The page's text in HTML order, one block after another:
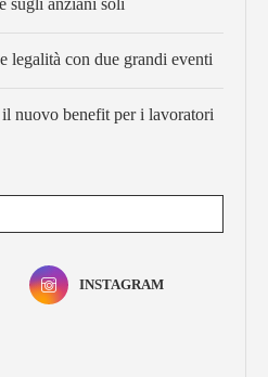
sugli anziani soli
legalità con due grandi eventi
nuovo benefit per i lavoratori
INSTAGRAM